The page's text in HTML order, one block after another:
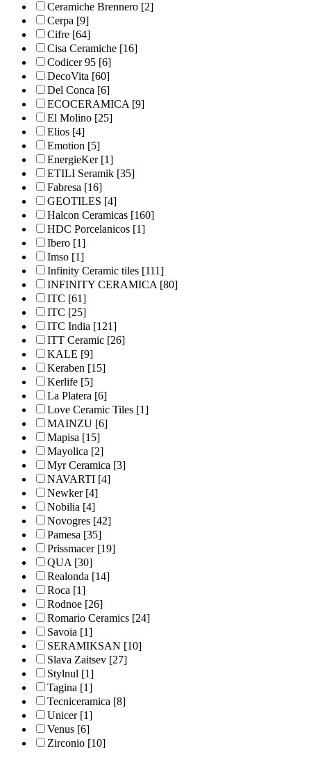
Ceramiche Brennero [2]
Cerpa [9]
Cifre [64]
Cisa Ceramiche [16]
Codicer 95 [6]
DecoVita [60]
Del Conca [6]
ECOCERAMICA[9]
El Molino [25]
Elios [4]
Emotion [5]
EnergieKer[1]
ETILI Seramik [35]
Fabresa [16]
GEOTILES [4]
Halcon Ceramicas [160]
HDC Porcelanicos [1]
Ibero [1]
Imso [1]
Infinity Ceramic tiles [111]
INFINITY CERAMICA[80]
ITC [61]
ITC [25]
ITC India [121]
ITT Ceramic [26]
KALE [9]
Keraben [15]
Kerlife [5]
La Platera [6]
Love Ceramic Tiles [1]
MAINZU [6]
Mapisa [15]
Mayolica [2]
Myr Ceramica [3]
NAVARTI [4]
Newker[4]
Nobilia [4]
Novogres [42]
Pamesa [35]
Prissmacer[19]
QUA[30]
Realonda [14]
Roca [1]
Rodnoe [26]
Romario Ceramics [24]
Savoia [1]
SERAMIKSAN [10]
Slava Zaitsev [27]
Stylnul [1]
Tagina [1]
Tecniceramica [8]
Unicer[1]
Venus [6]
Zirconio [10]